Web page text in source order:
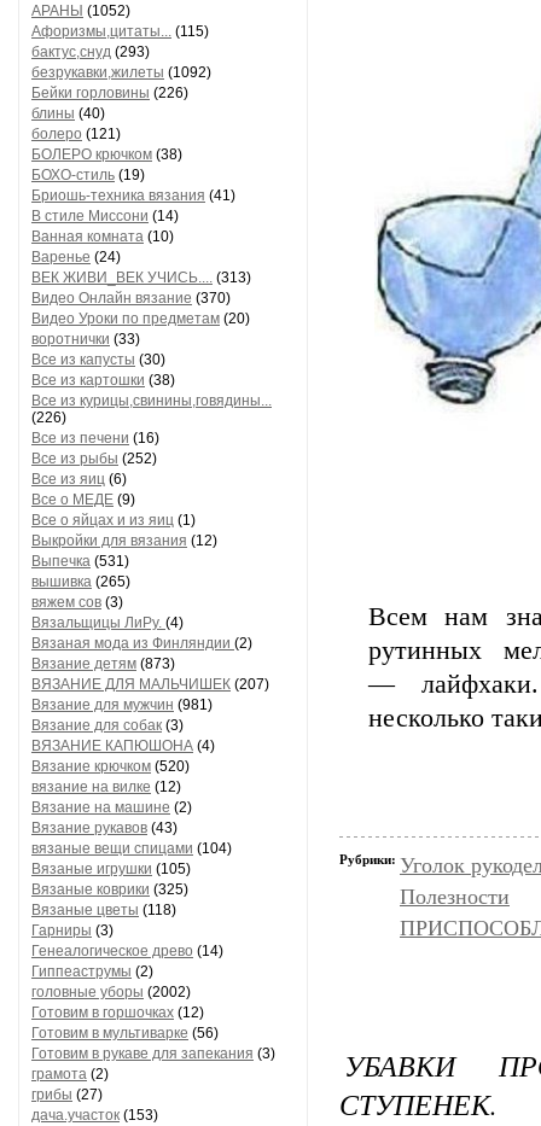
АРАНЫ (1052)
Афоризмы,цитаты... (115)
бактус,снуд (293)
безрукавки,жилеты (1092)
Бейки горловины (226)
блины (40)
болеро (121)
БОЛЕРО крючком (38)
БОХО-стиль (19)
Бриошь-техника вязания (41)
В стиле Миссони (14)
Ванная комната (10)
Варенье (24)
ВЕК ЖИВИ_ВЕК УЧИСЬ.... (313)
Видео Онлайн вязание (370)
Видео Уроки по предметам (20)
воротнички (33)
Все из капусты (30)
Все из картошки (38)
Все из курицы,свинины,говядины...
(226)
Все из печени (16)
Все из рыбы (252)
Все из яиц (6)
Все о МЕДЕ (9)
Все о яйцах и из яиц (1)
Выкройки для вязания (12)
Выпечка (531)
вышивка (265)
вяжем сов (3)
Вязальщицы ЛиРу. (4)
Вязаная мода из Финляндии (2)
Вязание детям (873)
ВЯЗАНИЕ ДЛЯ МАЛЬЧИШЕК (207)
Вязание для мужчин (981)
Вязание для собак (3)
ВЯЗАНИЕ КАПЮШОНА (4)
Вязание крючком (520)
вязание на вилке (12)
Вязание на машине (2)
Вязание рукавов (43)
вязаные вещи спицами (104)
Вязаные игрушки (105)
Вязаные коврики (325)
Вязаные цветы (118)
Гарниры (3)
Генеалогическое древо (14)
Гиппеаструмы (2)
головные уборы (2002)
Готовим в горшочках (12)
Готовим в мультиварке (56)
Готовим в рукаве для запекания (3)
грамота (2)
грибы (27)
дача.участок (153)
Всем нам
рутинных
— лайфхаки.
несколько
Рубрики: Уголок
Полезности
УБАВКИ
СТУПЕНЕК.